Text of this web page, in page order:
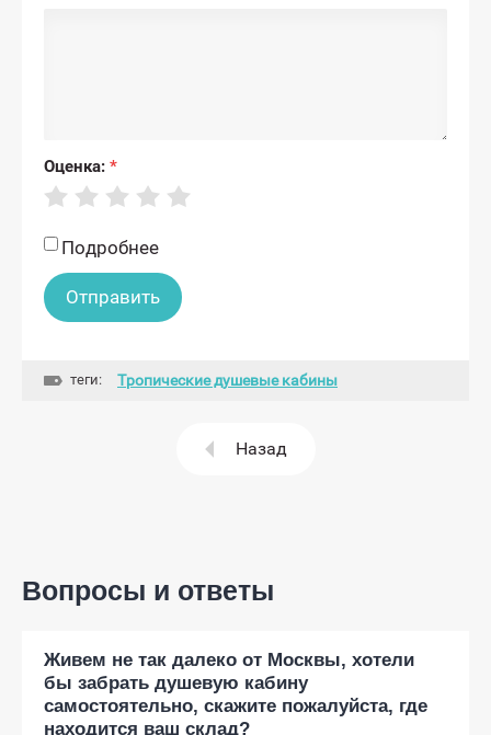
Оценка: *
Подробнее
теги: Тропические душевые кабины
Назад
Вопросы и ответы
Живем не так далеко от Москвы, хотели
бы забрать душевую кабину
самостоятельно, скажите пожалуйста, где
находится ваш склад?